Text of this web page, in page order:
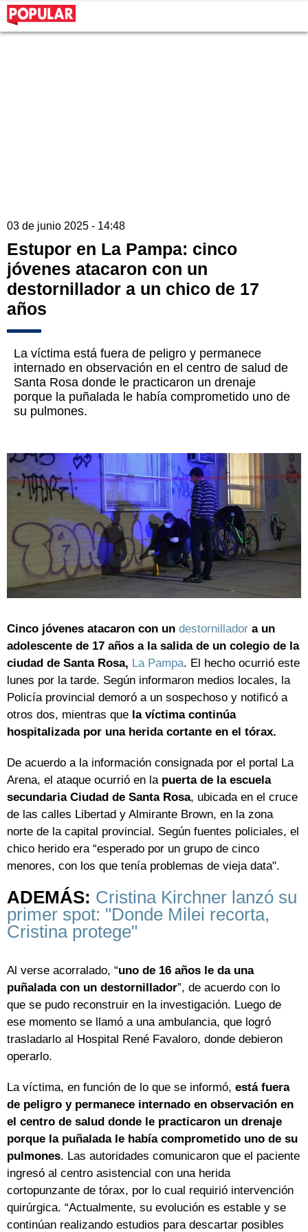
03 de junio 2025 - 14:48
Estupor en La Pampa: cinco
jóvenes atacaron con un
destornillador a un chico de 17
años
La víctima está fuera de peligro y permanece
internado en observación en el centro de salud de
Santa Rosa donde le practicaron un drenaje
porque la puñalada le había comprometido uno de
su pulmones.
Cinco jóvenes atacaron con un destornillador a un
adolescente de 17 años a la salida de un colegio de la
ciudad de Santa Rosa, La Pampa. El hecho ocurrió este
lunes por la tarde. Según informaron medios locales, la
Policía provincial demoró a un sospechoso y notificó a
otros dos, mientras que la víctima continúa
hospitalizada por una herida cortante en el tórax.
De acuerdo a la información consignada por el portal La
Arena, el ataque ocurrió en la puerta de la escuela
secundaria Ciudad de Santa Rosa, ubicada en el cruce
de las calles Libertad y Almirante Brown, en la zona
norte de la capital provincial. Según fuentes policiales, el
chico herido era “esperado por un grupo de cinco
menores, con los que tenía problemas de vieja data".
ADEMÁS: Cristina Kirchner lanzó su
primer spot: "Donde Milei recorta,
Cristina protege"
Al verse acorralado, “uno de 16 años le da una
puñalada con un destornillador”, de acuerdo con lo
que se pudo reconstruir en la investigación. Luego de
ese momento se llamó a una ambulancia, que logró
trasladarlo al Hospital René Favaloro, donde debieron
operarlo.
La víctima, en función de lo que se informó, está fuera
de peligro y permanece internado en observación en
el centro de salud donde le practicaron un drenaje
porque la puñalada le había comprometido uno de su
pulmones. Las autoridades comunicaron que el paciente
ingresó al centro asistencial con una herida
cortopunzante de tórax, por lo cual requirió intervención
quirúrgica. “Actualmente, su evolución es estable y se
continúan realizando estudios para descartar posibles